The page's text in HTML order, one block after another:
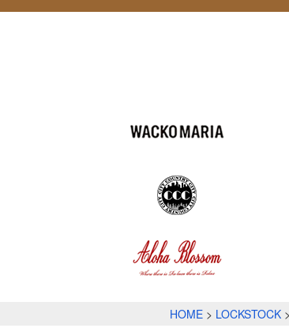
HOME LOCKSTOCK